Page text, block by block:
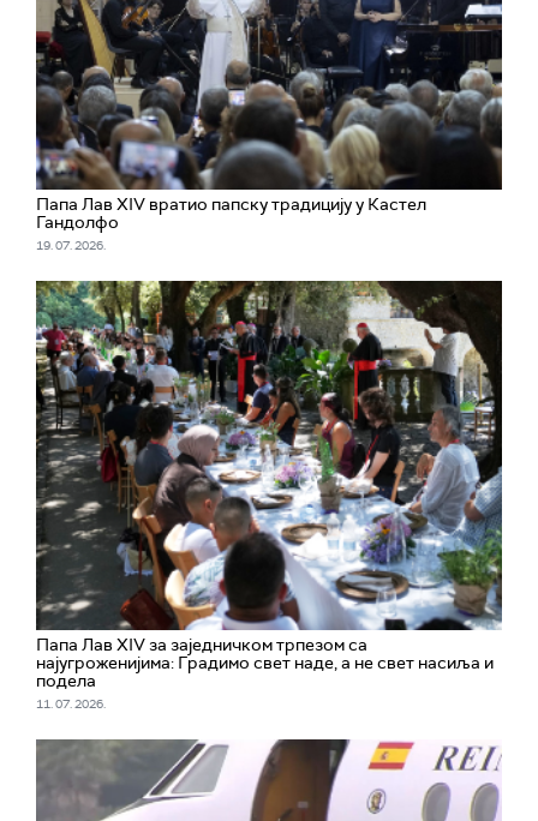
Папа Лав XIV вратио папску традицију у Кастел
Гандолфо
19. 07. 2026.
Папа Лав XIV за заједничком трпезом са
најугроженијима: Градимо свет наде, а не свет насиља и
подела
11. 07. 2026.